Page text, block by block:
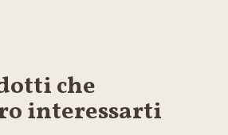
che
interessarti